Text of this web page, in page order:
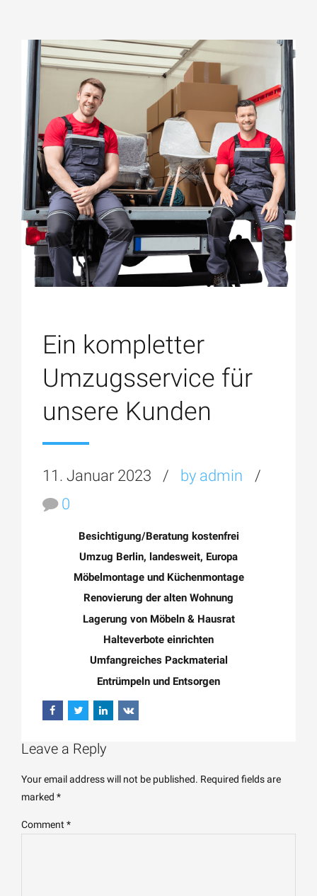
Ein kompletter
Umzugsservice für
unsere Kunden
11. Januar 2023
by admin
0
Besichtigung/Beratung kostenfrei
Umzug Berlin, landesweit, Europa
Möbelmontage und Küchenmontage
Renovierung der alten Wohnung
Lagerung von Möbeln & Hausrat
Halteverbote einrichten
Umfangreiches Packmaterial
Entrümpeln und Entsorgen
Leave a Reply
Your email address will not be published. Required fields are
marked *
Comment *